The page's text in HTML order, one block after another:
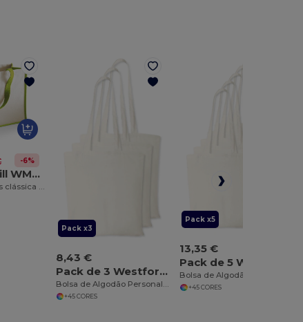
-6%
Westford mill WM422
Bolsa de compras clássica de estopa
Pack x3
8,43 €
Pack de 3 Westford mill WM101
Bolsa de Algodão Personalizável para Ombro
+45 CORES
Pack x5
13,35 €
+45 CORES